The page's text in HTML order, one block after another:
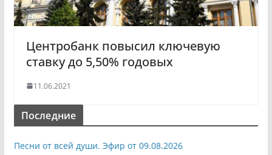
Центробанк повысил ключевую
ставку до 5,50% годовых
11.06.2021
Последние
Песни от всей души. Эфир от 09.08.2026